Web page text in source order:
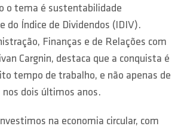
o tema é sustentabilidade
do Índice de Dividendos (IDIV).
Finanças e de Relações com
Cargnin, destaca que a conquista é
tempo de trabalho, e não apenas de
nos dois últimos anos.
na economia circular, com